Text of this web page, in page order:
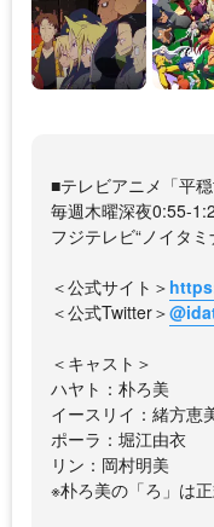
■テレビアニメ「平
毎週木曜深夜0:55-
フジテレビ“ノイタ
＜公式サイト＞
＜公式Twitter＞
＜キャスト＞
ハヤト：朴ろ美
イースリイ：緒方恵
ポーラ：堀江由衣
リン：岡村明美
※朴ろ美の「ろ」は